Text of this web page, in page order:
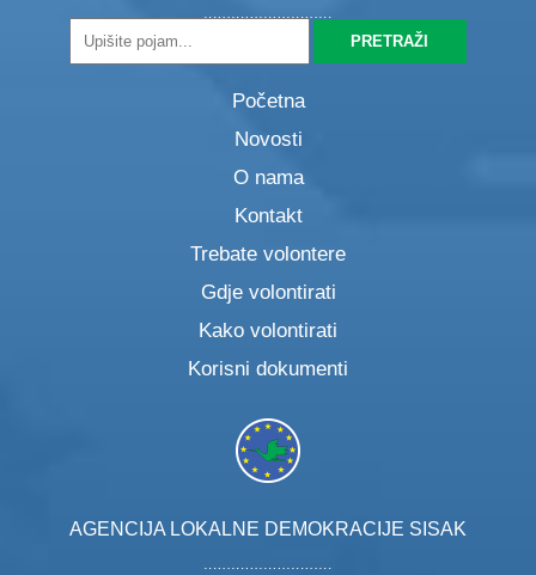
Početna
Novosti
O nama
Kontakt
Trebate volontere
Gdje volontirati
Kako volontirati
Korisni dokumenti
AGENCIJA LOKALNE DEMOKRACIJE SISAK